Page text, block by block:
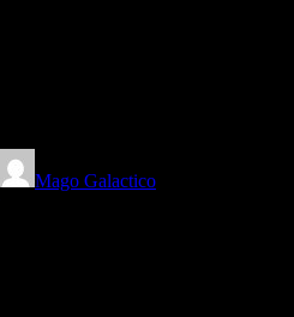
Mago Galactico